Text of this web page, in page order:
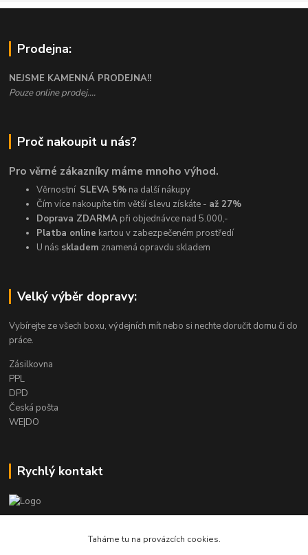
Prodejna:
NEJSME KAMENNÁ PRODEJNA!!
Pouze online prodej....
Proč nakoupit u nás?
Pro věrné zákazníky máme mnoho výhod.
Věrnostní SLEVA 5% na další nákupy
Čím více nakoupíte tím větší slevu získáte - až 27%
Doprava ZDARMA při objednávce nad 5.000,-
Platba online kartou v zabezpečeném prostředí
U nás skladem znamená opravdu skladem
Velký výběr dopravy:
Vybírejte ze všech boxu, výdejních mít nebo si nechte doručit domu či do
práce.
Zásilkovna
PPL
DPD
Česká pošta
WE|DO
Rychlý kontakt
info@armygalanterie.czTaháme tu na provázcích cookies.